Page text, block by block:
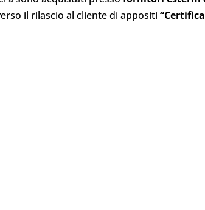
il rilascio al cliente di appositi